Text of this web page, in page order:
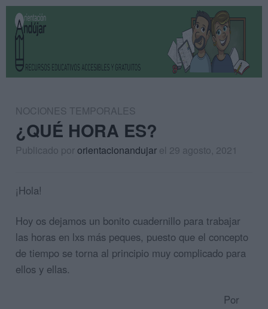
NOCIONES TEMPORALES
¿QUÉ HORA ES?
Publicado pororientacionandujar el 29 agosto, 2021
¡Hola!
Hoy os dejamos un bonito cuadernillo para trabajar
las horas en lxs más peques, puesto que el concepto
de tiempo se torna al principio muy complicado para
ellos y ellas.
Por